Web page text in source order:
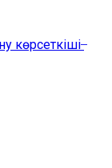
көрсеткіші